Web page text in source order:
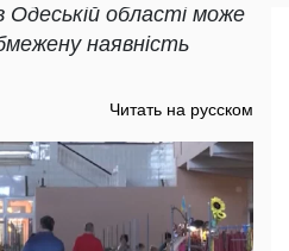
Одеській області може
наявність
Читать на русском